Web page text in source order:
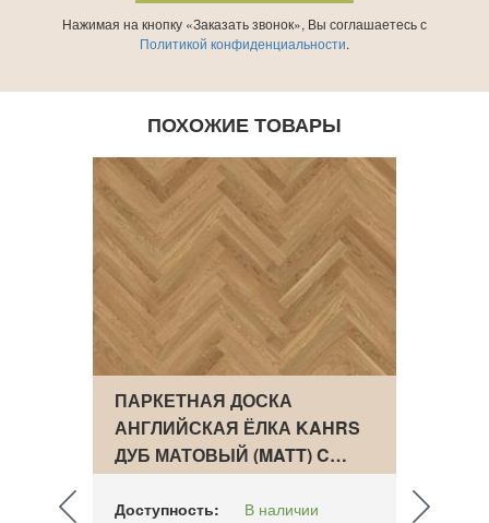
Нажимая на кнопку «Заказать звонок», Вы соглашаетесь с
Политикой конфиденциальности.
ПОХОЖИЕ ТОВАРЫ
ПАРКЕТНАЯ ДОСКА
АНГЛИЙСКАЯ ЁЛКА KAHRS
ДУБ МАТОВЫЙ (MATT) C…
Доступность:
В наличии